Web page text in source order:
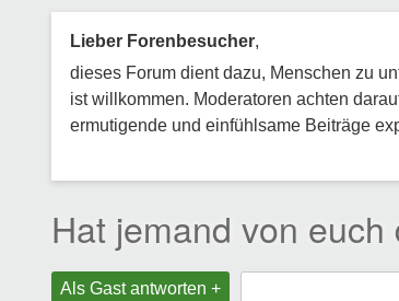
Lieber Forenbesucher,
dieses Forum dient dazu, Menschen zu
ist willkommen. Moderatoren achten
ermutigende und einfühlsame Beiträge
Hat jemand von
Als Gast antworten +